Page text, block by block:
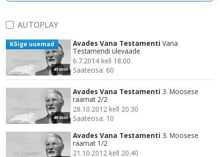
AUTOPLAY
45 min
Kõige uuemad Avades Vana Testamenti Vana
Testamendi ülevaade
6.7.2014 kell 18.00
Saateosa: 60
40 min
Avades Vana Testamenti 3. Moosese
raamat 2/2
28.10.2012 kell 20.30
Saateosa: 10
Avades Vana Testamenti 3. Moosese
raamat 1/2
21.10.2012 kell 20.40